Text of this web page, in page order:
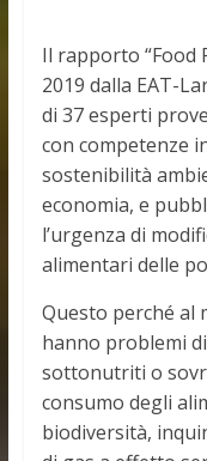
Il rapporto “Food
2019 dalla EAT-
di 37 esperti
con competenze
sostenibilità
economia, e
l’urgenza di
alimentari delle
Questo perché al
hanno problemi
sottonutriti o
consumo degli
biodiversità,